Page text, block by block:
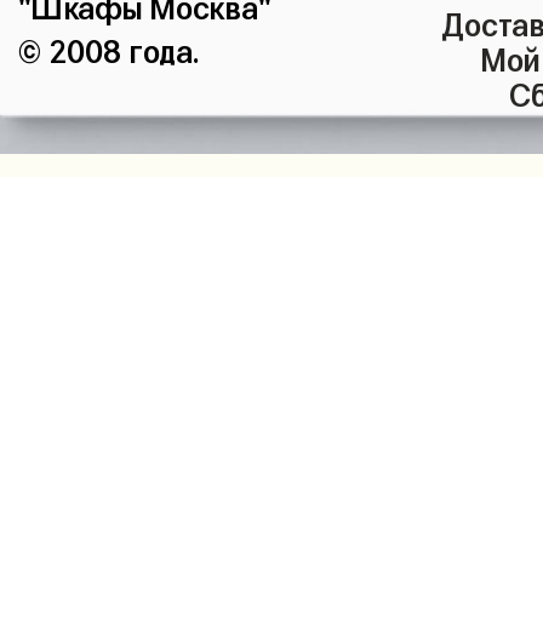
© 2008 года.